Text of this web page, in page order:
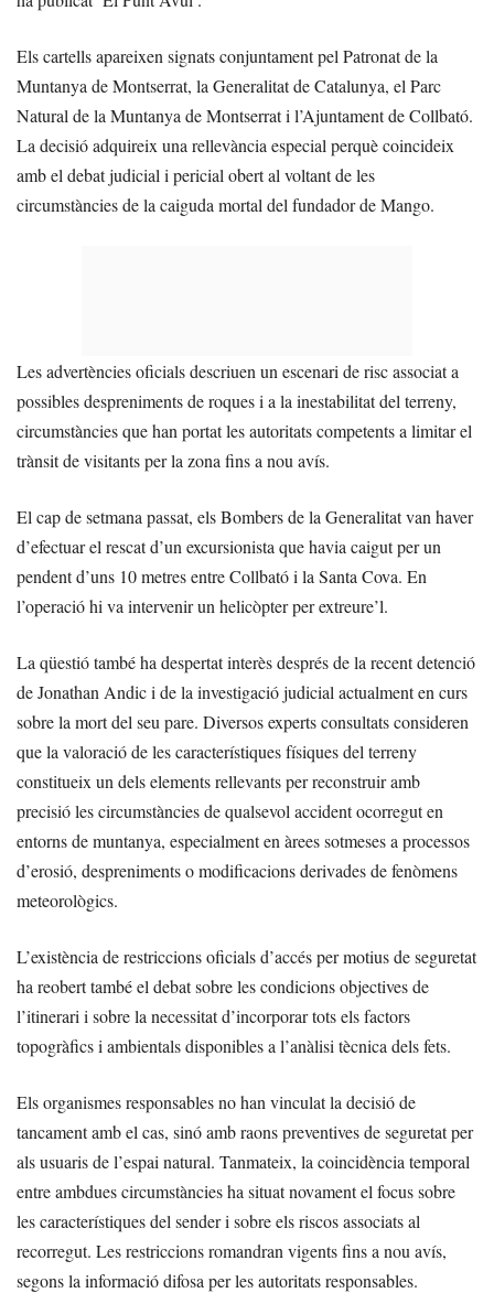
Els cartells apareixen signats conjuntament pel Patronat de la
Muntanya de Montserrat, la Generalitat de Catalunya, el Parc
Natural de la Muntanya de Montserrat i l’Ajuntament de Collbató.
La decisió adquireix una rellevància especial perquè coincideix
amb el debat judicial i pericial obert al voltant de les
circumstàncies de la caiguda mortal del fundador de Mango.
Les advertències oficials descriuen un escenari de risc associat a
possibles despreniments de roques i a la inestabilitat del terreny,
circumstàncies que han portat les autoritats competents a limitar el
trànsit de visitants per la zona fins a nou avís.
El cap de setmana passat, els Bombers de la Generalitat van haver
d’efectuar el rescat d’un excursionista que havia caigut per un
pendent d’uns 10 metres entre Collbató i la Santa Cova. En
l’operació hi va intervenir un helicòpter per extreure’l.
La qüestió també ha despertat interès després de la recent detenció
de Jonathan Andic i de la investigació judicial actualment en curs
sobre la mort del seu pare. Diversos experts consultats consideren
que la valoració de les característiques físiques del terreny
constitueix un dels elements rellevants per reconstruir amb
precisió les circumstàncies de qualsevol accident ocorregut en
entorns de muntanya, especialment en àrees sotmeses a processos
d’erosió, despreniments o modificacions derivades de fenòmens
meteorològics.
L’existència de restriccions oficials d’accés per motius de seguretat
ha reobert també el debat sobre les condicions objectives de
l’itinerari i sobre la necessitat d’incorporar tots els factors
topogràfics i ambientals disponibles a l’anàlisi tècnica dels fets.
Els organismes responsables no han vinculat la decisió de
tancament amb el cas, sinó amb raons preventives de seguretat per
als usuaris de l’espai natural. Tanmateix, la coincidència temporal
entre ambdues circumstàncies ha situat novament el focus sobre
les característiques del sender i sobre els riscos associats al
recorregut. Les restriccions romandran vigents fins a nou avís,
segons la informació difosa per les autoritats responsables.